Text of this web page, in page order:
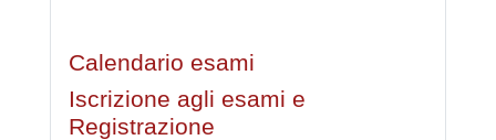
Calendario esami
Iscrizione agli esami e
Registrazione